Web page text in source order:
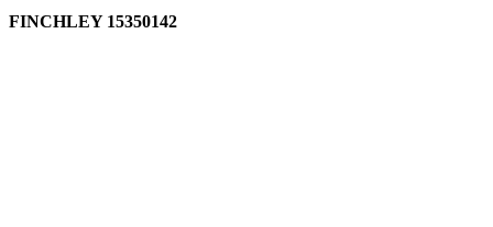
FINCHLEY 15350142